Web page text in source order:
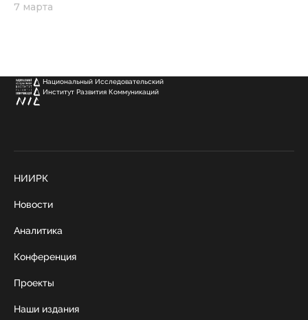
7 марта
Национальный Исследовательский
Институт Развития Коммуникаций
НИИРК
Новости
Аналитика
Конференция
Проекты
Наши издания